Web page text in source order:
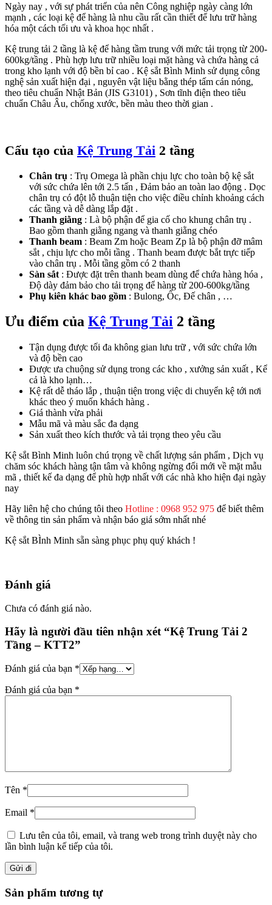
Ngày nay , với sự phát triển của nên Công nghiệp ngày càng lớn
mạnh , các loại kệ để hàng là nhu cầu rất cần thiết để lưu trữ hàng
hóa một cách tối ưu và khoa học nhất .
Kệ trung tải 2 tầng là kệ để hàng tầm trung với mức tải trọng từ 200-
600kg/tầng . Phù hợp lưu trữ nhiều loại mặt hàng và chứa hàng cả
trong kho lạnh với độ bền bỉ cao . Kệ sắt Bình Minh sử dụng công
nghệ sản xuất hiện đại , nguyên vật liệu bằng thép tấm cán nóng,
theo tiêu chuẩn Nhật Bản (JIS G3101) , Sơn tĩnh điện theo tiêu
chuẩn Châu Âu, chống xước, bền màu theo thời gian .
Cấu tạo của Kệ Trung Tải 2 tầng
Chân trụ : Trụ Omega là phần chịu lực cho toàn bộ kệ sắt
với sức chứa lên tới 2.5 tấn , Đảm bảo an toàn lao động . Dọc
chân trụ có đột lỗ thuận tiện cho việc điều chỉnh khoảng cách
các tầng và dễ dàng lắp đặt .
Thanh giằng : Là bộ phận để gia cố cho khung chân trụ .
Bao gồm thanh giằng ngang và thanh giằng chéo
Thanh beam : Beam Zm hoặc Beam Zp là bộ phận đỡ mâm
sắt , chịu lực cho mỗi tầng . Thanh beam được bắt trực tiếp
vào chân trụ . Mỗi tầng gồm có 2 thanh
Sàn sắt : Được đặt trên thanh beam dùng để chứa hàng hóa ,
Độ dày đảm bảo cho tải trọng để hàng từ 200-600kg/tầng
Phụ kiên khác bao gồm : Bulong, Ốc, Đế chân , …
Ưu điểm của Kệ Trung Tải 2 tầng
Tận dụng được tối đa không gian lưu trữ , với sức chứa lớn
và độ bền cao
Được ưa chuộng sử dụng trong các kho , xưởng sản xuất , Kể
cả là kho lạnh…
Kệ rất dễ tháo lắp , thuận tiện trong việc di chuyển kệ tới nơi
khác theo ý muốn khách hàng .
Giá thành vừa phải
Mẫu mã và màu sắc đa dạng
Sản xuất theo kích thước và tải trọng theo yêu cầu
Kệ sắt Bình Minh luôn chú trọng về chất lượng sản phẩm , Dịch vụ
chăm sóc khách hàng tận tâm và không ngừng đổi mới về mặt mẫu
mã , thiết kế đa dạng để phù hợp nhất với các nhà kho hiện đại ngày
nay
Hãy liên hệ cho chúng tôi theo Hotline : 0968 952 975 để biết thêm
về thông tin sản phẩm và nhận báo giá sớm nhất nhé
Kệ sắt BÌnh Minh sẵn sàng phục phụ quý khách !
Đánh giá
Chưa có đánh giá nào.
Hãy là người đầu tiên nhận xét “Kệ Trung Tải 2
Tầng – KTT2”
Đánh giá của bạn *
Đánh giá của bạn *
Tên *
Email *
Lưu tên của tôi, email, và trang web trong trình duyệt này cho
lần bình luận kế tiếp của tôi.
Sản phẩm tương tự